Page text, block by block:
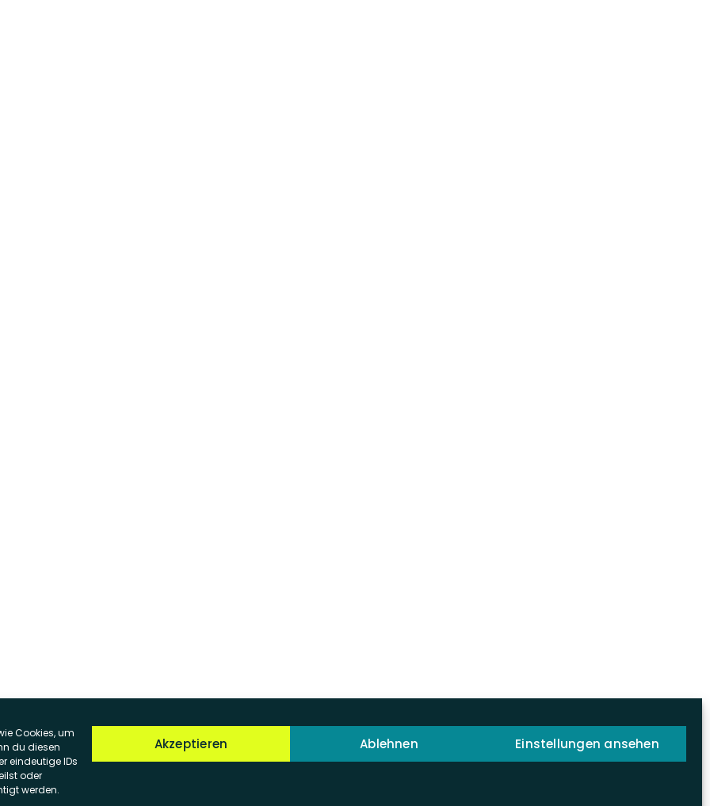
Cookies, um
du diesen
eindeutige IDs
oder
werden.
Akzeptieren Ablehnen Einstellungen ansehen